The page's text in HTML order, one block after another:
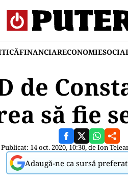
FINANCIARECONOMIE
de
să fie
Publicat: 14 oct. 2020, 10:30, deIon
Adaugă-ne ca sursă